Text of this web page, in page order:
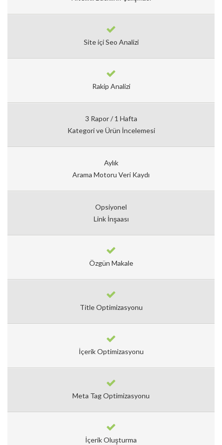
Site içi Seo Analizi
Rakip Analizi
3 Rapor / 1 Hafta
Kategori ve Ürün İncelemesi
Aylık
Arama Motoru Veri Kaydı
Opsiyonel
Link İnşaası
Özgün Makale
Title Optimizasyonu
İçerik Optimizasyonu
Meta Tag Optimizasyonu
İçerik Oluşturma